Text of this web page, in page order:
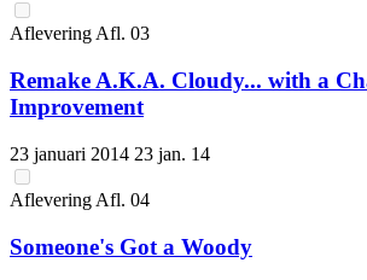
Aflevering Afl. 03
Remake A.K.A. Cloudy... with a
Improvement
23 januari 2014 23 jan. 14
Aflevering Afl. 04
Someone's Got a Woody